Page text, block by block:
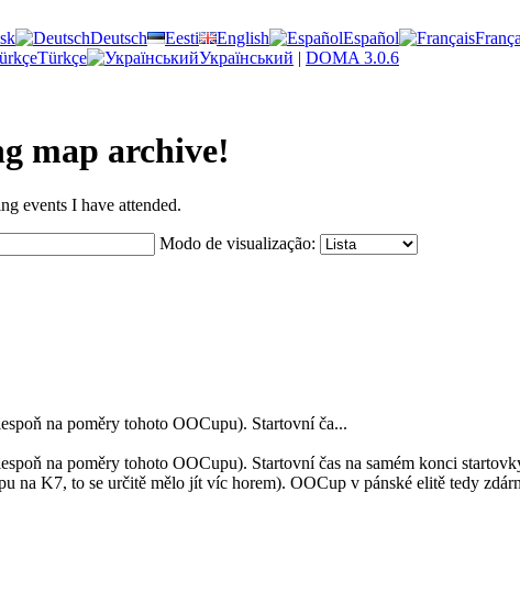
Deutsch Eesti English Español
Türkçe Український | DOMA 3.0.6
map archive!
events I have attended.
Modo de visualização:
na poměry tohoto OOCupu). Startovní ča...
na poměry tohoto OOCupu). Startovní čas na samém konci
K7, to se určitě mělo jít víc horem). OOCup v pánské elitě tedy